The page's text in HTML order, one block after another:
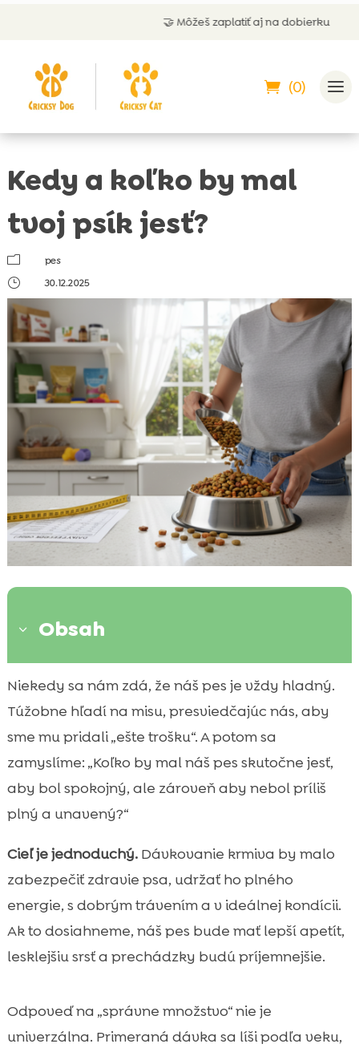
🤝 Môžeš zaplatiť aj na dobierku
(0)
Kedy a koľko by mal
tvoj psík jesť?
m
pes
}
30.12.2025
3 Obsah
 Ako si nastaviť zdravý režim kŕmenia psa
bez stresu
Najčastejšie faktory, ktoré určujú množstvo
Kŕmenie šteňaťa: kedy kŕmiť a koľko porcií
denne
 Kŕmenie dospelého psa: ideálna frekvencia
a stabilná energia
Kŕmenie seniora: menej kalórií, viac
podpory zdravia
Suché vs. mokré krmivo: čo zvoliť a ako ich
kombinovať
na čo si dávať pozor
Ako odhadnúť ideálnu kondíciu: rebrá, pás
Niekedy sa nám zdá, že náš pes je vždy hladný.
Túžobne hľadí na misu, presviedčajúc nás, aby
sme mu pridali „ešte trošku“. A potom sa
zamyslíme: „Koľko by mal náš pes skutočne jesť,
aby bol spokojný, ale zároveň aby nebol príliš
plný a unavený?“
Cieľ je jednoduchý.Dávkovanie krmiva by malo
zabezpečiť zdravie psa, udržať ho plného
energie, s dobrým trávením a v ideálnej kondícii.
Ak to dosiahneme, náš pes bude mať lepší apetít,
lesklejšiu srsť a prechádzky budú príjemnejšie.
Odpoveď na „správne množstvo“ nie je
univerzálna. Primeraná dávka sa líši podľa veku,